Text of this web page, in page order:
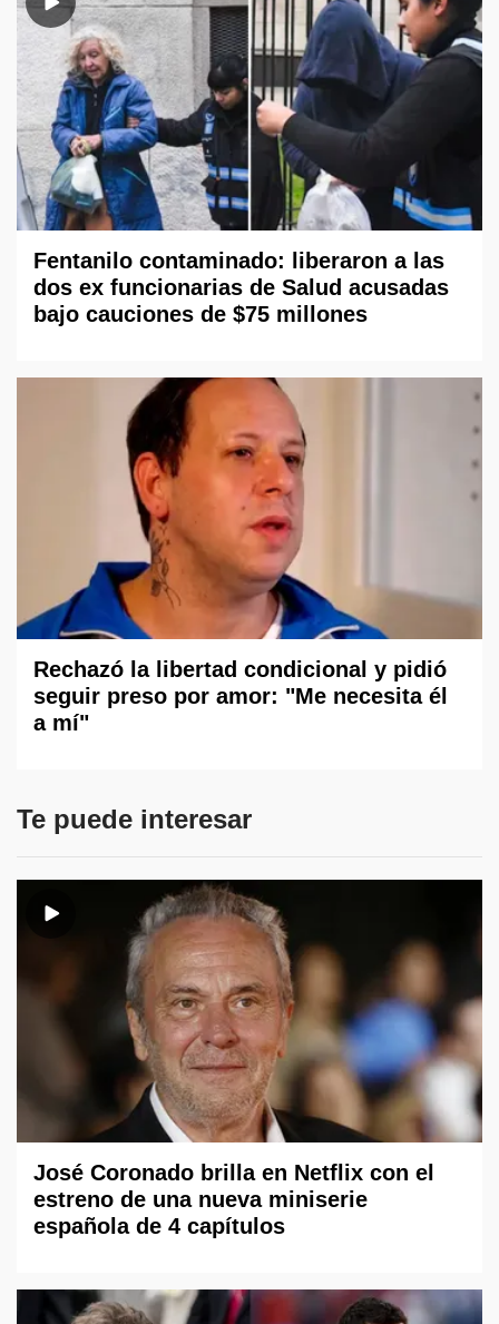
Fentanilo contaminado: liberaron a las
dos ex funcionarias de Salud acusadas
bajo cauciones de $75 millones
Rechazó la libertad condicional y pidió
seguir preso por amor: "Me necesita él
a mí"
Te puede interesar
José Coronado brilla en Netflix con el
estreno de una nueva miniserie
española de 4 capítulos